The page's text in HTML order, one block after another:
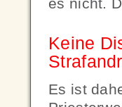
Keine
Es ist